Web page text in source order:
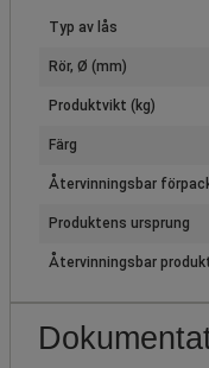
Typ av lås
Rör, Ø (mm)
Produktvikt (kg)
Färg
Återvinningsbar
Produktens ursprung
Återvinningsbar